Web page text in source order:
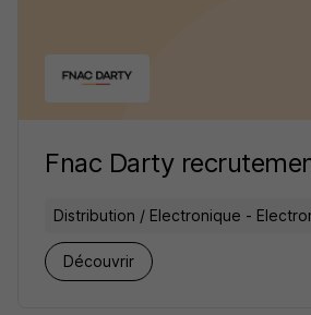
Fnac Darty
Distribution / Electronique -
Découvrir